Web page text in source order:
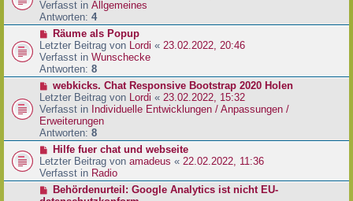
i
t
a
g
u
e
r
B
e
i
t
a
g
Verfasst in Allgemeines
Antworten: 4
N
e
u
e
r
B
e
i
t
r
a
g
Räume als Popup
Letzter Beitrag von Lordi « 23.02.2022, 20:46
Verfasst in Wunschecke
Antworten: 8
N
e
u
e
r
B
e
i
t
webkicks. Chat Responsive Bootstrap 2020 Holen
Letzter Beitrag von Lordi « 23.02.2022, 15:32
Verfasst in Individuelle Entwicklungen / Anpassungen /
Erweiterungen
Antworten: 8
N
e
u
e
Hilfe fuer chat und webseite
Letzter Beitrag von amadeus « 22.02.2022, 11:36
Verfasst in Radio
NBehördenurteil: Google Analytics ist nicht EU-